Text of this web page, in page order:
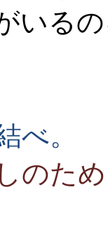
いる
べ。
のた